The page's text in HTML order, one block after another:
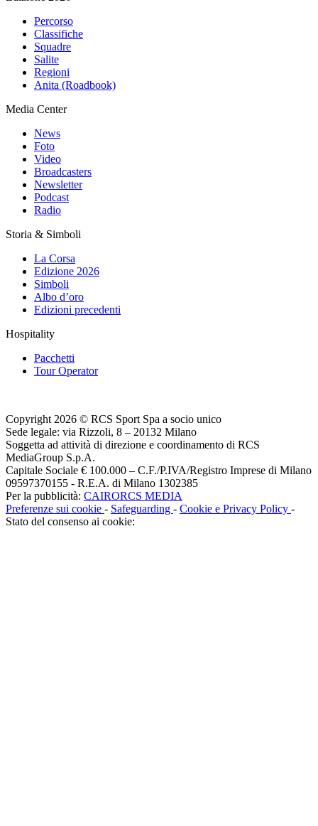
Percorso
Classifiche
Squadre
Salite
Regioni
Anita (Roadbook)
Media Center
News
Foto
Video
Broadcasters
Newsletter
Podcast
Radio
Storia & Simboli
La Corsa
Edizione 2026
Simboli
Albo d’oro
Edizioni precedenti
Hospitality
Pacchetti
Tour Operator
Copyright 2026 © RCS Sport Spa a socio unico
Sede legale: via Rizzoli, 8 – 20132 Milano
Soggetta ad attività di direzione e coordinamento di RCS
MediaGroup S.p.A.
Capitale Sociale € 100.000 – C.F./P.IVA/Registro Imprese di Milano
09597370155 - R.E.A. di Milano 1302385
Per la pubblicità: CAIRORCS MEDIA
Preferenze sui cookie - Safeguarding - Cookie e Privacy Policy -
Stato del consenso ai cookie: